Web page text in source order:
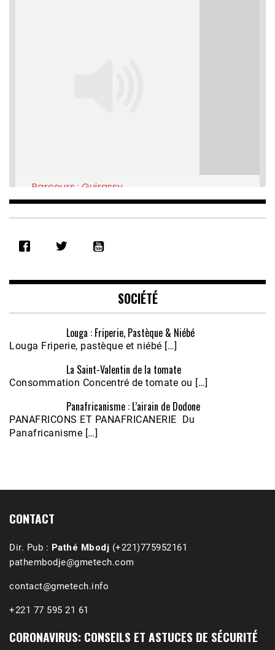
RSS FEED
EMBED
Parcours : Guirassy
Feb 16, 2021 • 28:08
Écoutez le parcours de Claudiane Kapia
Nobana (Podologue)
Feb 24, 2021 • 28mn
1988-1989 :  La polémique de Guidimakha
SOCIÉTÉ
Louga : Friperie, Pastèque & Niébé
Louga Friperie, pastèque et niébé […]
La Saint-Valentin de la tomate
Consommation Concentré de tomate ou […]
Panafricanisme : L’airain de Dodone
PANAFRICONS ET PANAFRICANERIE Du
Panafricanisme […]
CONTACT
Dir. Pub : Pathé Mbodj (+221)775952161
pathembodje@gmetech.com
contact@gmetech.info
+221 77 595 21 61
CORONAVIRUS: CONSEILS ET ASTUCES DE SÉCURITÉ